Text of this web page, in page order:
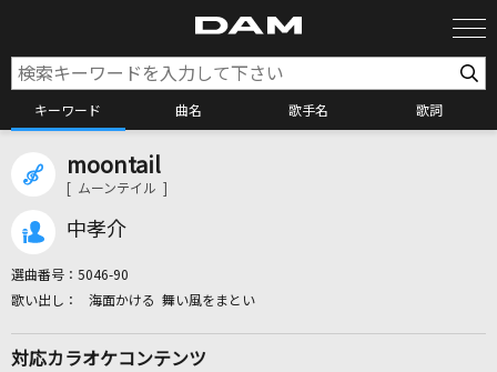
キーワード 曲名 歌手名 歌詞
moontail
[ ムーンテイル ]
中孝介
選曲番号： 5046-90
海面かける 舞い風をまとい
対応カラオケコンテンツ